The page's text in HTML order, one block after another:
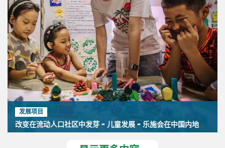
发展项目
改变在流动人口社区中发芽 - 儿童发展 - 乐施会在中国内地